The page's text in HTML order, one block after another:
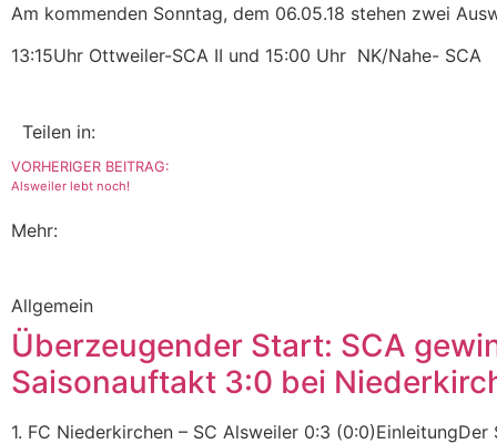
Am kommenden Sonntag, dem 06.05.18 stehen zwei
13:15Uhr Ottweiler-SCA II und 15:00 Uhr NK/Nahe- SCA
Teilen in:
VORHERIGER BEITRAG:
Alsweiler lebt noch!
Mehr:
Allgemein
Überzeugender Start: SCA
Saisonauftakt 3:0 bei
1. FC Niederkirchen – SC Alsweiler 0:3 (0:0)EinleitungDer